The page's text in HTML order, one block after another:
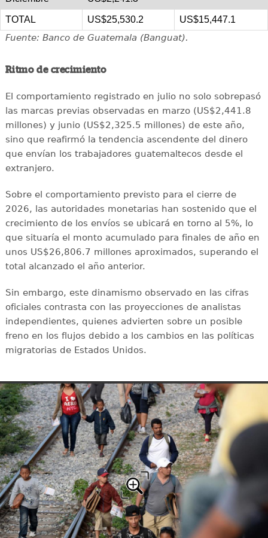
TOTAL US$25,530.2 US$15,447.1
Fuente: Banco de Guatemala (Banguat).
Ritmo de crecimiento
El comportamiento registrado en julio no solo sobrepasó
las marcas previas observadas en marzo (US$2,441.8
millones) y junio (US$2,325.5 millones) de este año,
sino que reafirmó la tendencia ascendente del dinero
que envían los trabajadores guatemaltecos desde el
extranjero.
Sobre el comportamiento previsto para el cierre de
2026, las autoridades monetarias han sostenido que el
crecimiento de los envíos se ubicará en torno al 5%, lo
que situaría el monto acumulado para finales de año en
unos US$26,806.7 millones aproximados, superando el
total alcanzado el año anterior.
Sin embargo, este dinamismo observado en las cifras
oficiales contrasta con las proyecciones de analistas
independientes, quienes advierten sobre un posible
freno en los flujos debido a los cambios en las políticas
migratorias de Estados Unidos.